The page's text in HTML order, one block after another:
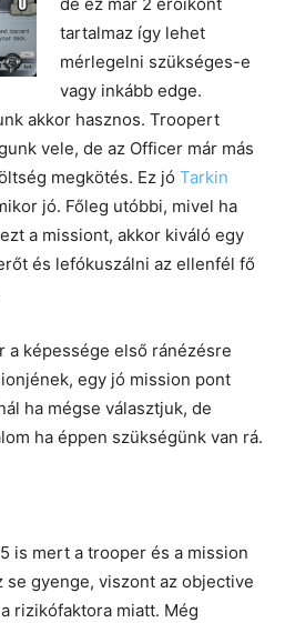
tartalmaz így lehet
mérlegelni szükséges-e
vagy inkább edge.
akkor hasznos. Troopert
vele, de az Officer már más
megkötés. Ez jó Tarkin
jó. Főleg utóbbi, mivel ha
a missiont, akkor kiváló egy
és lefókuszálni az ellenfél fő
a képessége első ránézésre
egy jó mission pont
ha mégse választjuk, de
ha éppen szükségünk van rá.
is mert a trooper és a mission
se gyenge, viszont az objective
rizikófaktora miatt. Még